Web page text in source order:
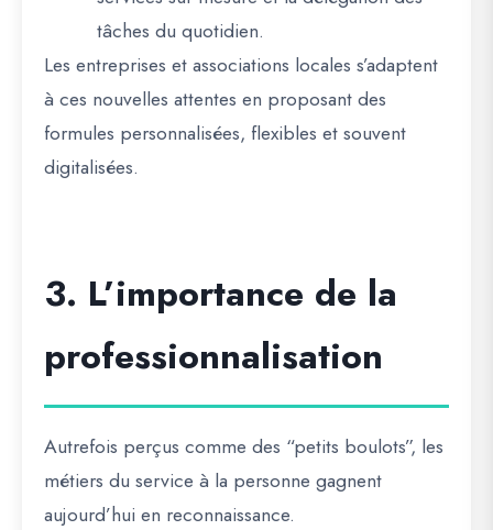
tâches du quotidien.
Les entreprises et associations locales s’adaptent
à ces nouvelles attentes en proposant des
formules personnalisées, flexibles et souvent
digitalisées.
3. L’importance de la
professionnalisation
Autrefois perçus comme des “petits boulots”, les
métiers du service à la personne gagnent
aujourd’hui en reconnaissance.